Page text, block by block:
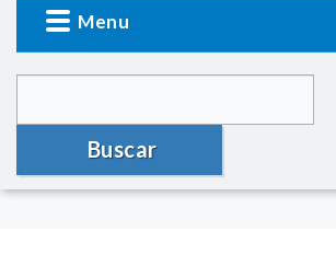
Menu
Buscar